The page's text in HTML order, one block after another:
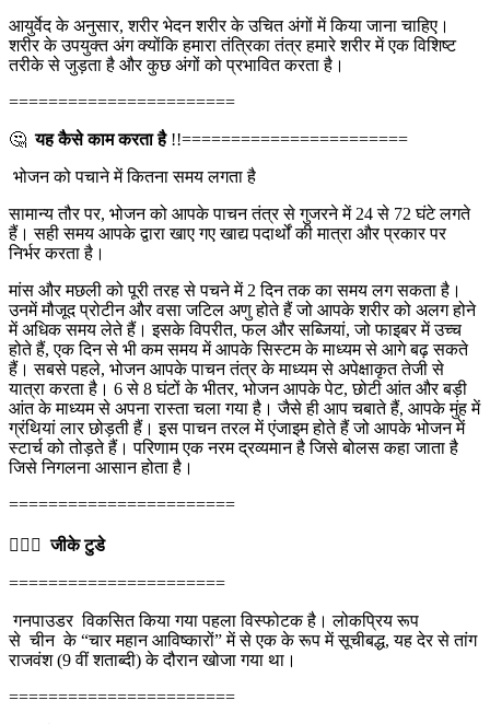
आयुर्वेद के अनुसार, शरीर भेदन शरीर के उचित अंगों में किया जाना चाहिए।
शरीर के उपयुक्त अंग क्योंकि हमारा तंत्रिका तंत्र हमारे शरीर में एक विशिष्ट
तरीके से जुड़ता है और कुछ अंगों को प्रभावित करता है।
=======================
🤔यह कैसे काम करता है!!=======================
भोजन को पचाने में कितना समय लगता है
सामान्य तौर पर, भोजन को आपके पाचन तंत्र से गुजरने में 24 से 72 घंटे लगते
हैं। सही समय आपके द्वारा खाए गए खाद्य पदार्थों की मात्रा और प्रकार पर
निर्भर करता है।
मांस और मछली को पूरी तरह से पचने में 2 दिन तक का समय लग सकता है।
उनमें मौजूद प्रोटीन और वसा जटिल अणु होते हैं जो आपके शरीर को अलग होने
में अधिक समय लेते हैं। इसके विपरीत, फल और सब्जियां, जो फाइबर में उच्च
होते हैं, एक दिन से भी कम समय में आपके सिस्टम के माध्यम से आगे बढ़ सकते
हैं। सबसे पहले, भोजन आपके पाचन तंत्र के माध्यम से अपेक्षाकृत तेजी से
यात्रा करता है। 6 से 8 घंटों के भीतर, भोजन आपके पेट, छोटी आंत और बड़ी
आंत के माध्यम से अपना रास्ता चला गया है। जैसे ही आप चबाते हैं, आपके मुंह में
ग्रंथियां लार छोड़ती हैं। इस पाचन तरल में एंजाइम होते हैं जो आपके भोजन में
स्टार्च को तोड़ते हैं। परिणाम एक नरम द्रव्यमान है जिसे बोलस कहा जाता है
जिसे निगलना आसान होता है।
=======================
💁🏻‍♂‍जीके टुडे
======================
गनपाउडर विकसित किया गया पहला विस्फोटक है। लोकप्रिय रूप
से चीन के “चार महान आविष्कारों” में से एक के रूप में सूचीबद्ध, यह देर से तांग
राजवंश (9 वीं शताब्दी) के दौरान खोजा गया था।
=======================